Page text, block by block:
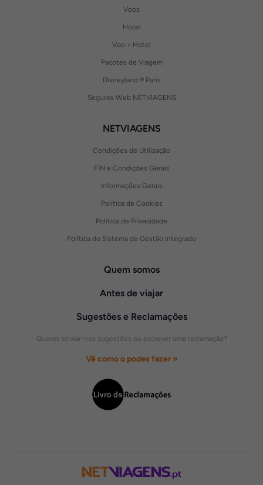
Voos
Hotel
Voo + Hotel
Pacotes de Viagem
Disneyland ® Paris
Seguros Web NETVIAGENS
NETVIAGENS
Condições de Utilização
FIN e Condições Gerais
Informações Gerais
Política de Cookies
Política de Privacidade
Política do Sistema de Gestão Integrado
Quem somos
Antes de viajar
Sugestões e Reclamações
Queres enviar-nos sugestões ou escrever uma reclamação?
Vê como o podes fazer »